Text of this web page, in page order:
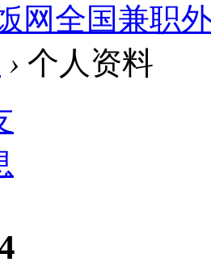
网全国兼职
› 个人资料